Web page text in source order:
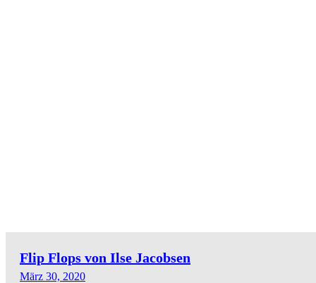
Flip Flops von Ilse Jacobsen
März 30, 2020